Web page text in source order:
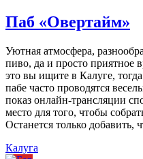
Паб «Овертайм»
Уютная атмосфера,
пиво, да и просто приятное
это вы ищите в Калуге,
пабе часто проводятся
показ онлайн-трансляции
место для того, чтобы
Останется только добавить,
Калуга